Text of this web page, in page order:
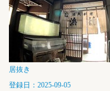
居抜き
登録日：2025-09-05